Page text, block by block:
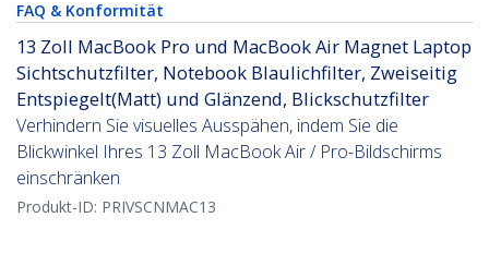
FAQ & Konformität
13 Zoll MacBook Pro und MacBook Air Magnet Laptop
Sichtschutzfilter, Notebook Blaulichfilter, Zweiseitig
Entspiegelt(Matt) und Glänzend, Blickschutzfilter
Verhindern Sie visuelles Ausspähen, indem Sie die
Blickwinkel Ihres 13 Zoll MacBook Air / Pro-Bildschirms
einschränken
Produkt-ID: PRIVSCNMAC13